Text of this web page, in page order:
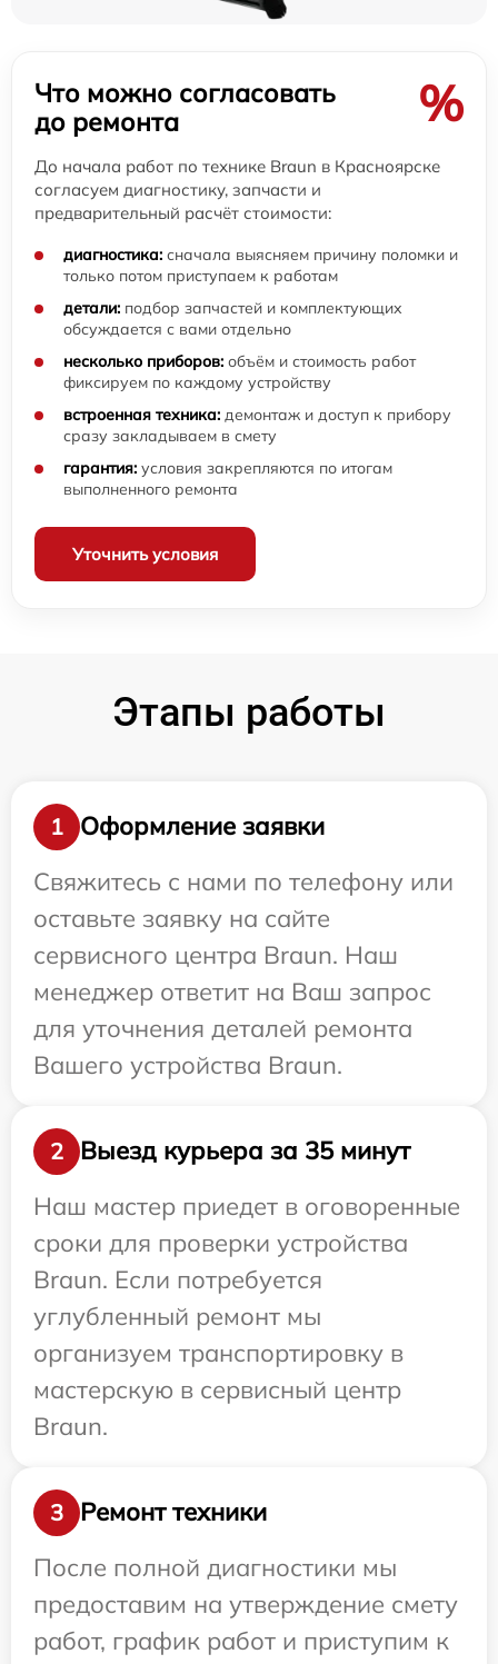
Что можно согласовать
до ремонта
%
До начала работ по технике Braun в Красноярске
согласуем диагностику, запчасти и
предварительный расчёт стоимости:
диагностика: сначала выясняем причину поломки и
только потом приступаем к работам
детали: подбор запчастей и комплектующих
обсуждается с вами отдельно
несколько приборов: объём и стоимость работ
фиксируем по каждому устройству
встроенная техника: демонтаж и доступ к прибору
сразу закладываем в смету
гарантия: условия закрепляются по итогам
выполненного ремонта
Уточнить условия
Этапы работы
1
Оформление заявки
Свяжитесь с нами по телефону или
оставьте заявку на сайте
сервисного центра Braun. Наш
менеджер ответит на Ваш запрос
для уточнения деталей ремонта
Вашего устройства Braun.
2
Выезд курьера за 35 минут
Наш мастер приедет в оговоренные
сроки для проверки устройства
Braun. Если потребуется
углубленный ремонт мы
организуем транспортировку в
мастерскую в сервисный центр
Braun.
3
Ремонт техники
После полной диагностики мы
предоставим на утверждение смету
работ, график работ и приступим к